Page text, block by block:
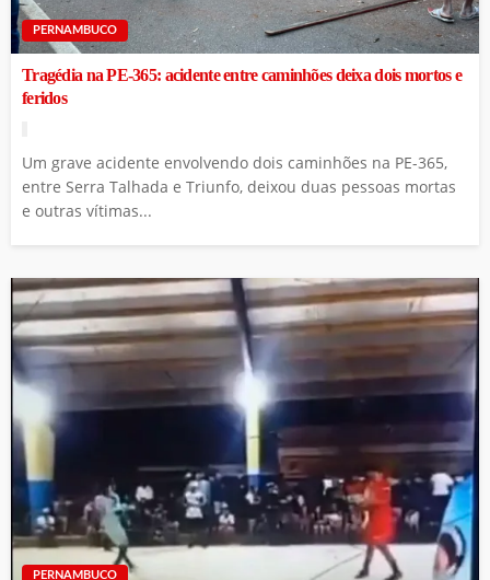
PERNAMBUCO
Tragédia na PE-365: acidente entre caminhões deixa dois mortos e
feridos
Um grave acidente envolvendo dois caminhões na PE-365,
entre Serra Talhada e Triunfo, deixou duas pessoas mortas
e outras vítimas...
PERNAMBUCO